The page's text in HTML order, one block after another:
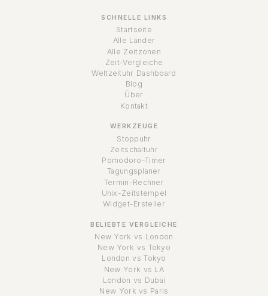
SCHNELLE LINKS
Startseite
Alle Länder
Alle Zeitzonen
Zeit-Vergleiche
Weltzeituhr Dashboard
Blog
Über
Kontakt
WERKZEUGE
Stoppuhr
Zeitschaltuhr
Pomodoro-Timer
Tagungsplaner
Termin-Rechner
Unix-Zeitstempel
Widget-Ersteller
BELIEBTE VERGLEICHE
New York vs London
New York vs Tokyo
London vs Tokyo
New York vs LA
London vs Dubai
New York vs Paris